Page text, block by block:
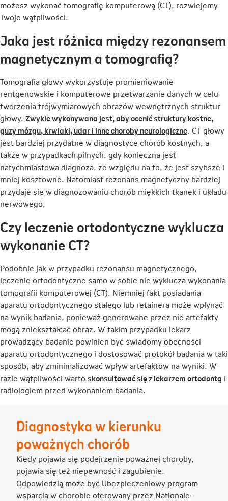
możesz wykonać tomografię komputerową (CT), rozwiejemy
Twoje wątpliwości.
Jaka jest różnica między rezonansem
magnetycznym a tomografią?
Tomografia głowy wykorzystuje promieniowanie
rentgenowskie i komputerowe przetwarzanie danych w celu
tworzenia trójwymiarowych obrazów wewnętrznych struktur
głowy. Zwykle wykonywana jest, aby ocenić struktury kostne,
guzy mózgu, krwiaki, udar i inne choroby neurologiczneLink
otwiera
w
nowej
karcie
. CT głowy
jest bardziej przydatne w diagnostyce chorób kostnych, a
także w przypadkach pilnych, gdy konieczna jest
natychmiastowa diagnoza, ze względu na to, że jest szybsze i
mniej kosztowne. Natomiast rezonans magnetyczny bardziej
przydaje się w diagnozowaniu chorób miękkich tkanek i układu
nerwowego.
Czy leczenie ortodontyczne wyklucza
wykonanie CT?
Podobnie jak w przypadku rezonansu magnetycznego,
leczenie ortodontyczne samo w sobie nie wyklucza wykonania
tomografii komputerowej (CT). Niemniej fakt posiadania
aparatu ortodontycznego stałego lub retainera może wpłynąć
na wynik badania, ponieważ generowane przez nie artefakty
mogą zniekształcać obraz. W takim przypadku lekarz
prowadzący badanie powinien być świadomy obecności
aparatu ortodontycznego i dostosować protokół badania w taki
sposób, aby zminimalizować wpływ artefaktów na wyniki. W
razie wątpliwości warto skonsultować się z lekarzem ortodontą i
radiologiem przed wykonaniem badania.
Diagnostyka w kierunku
poważnych chorób
Kiedy pojawia się podejrzenie poważnej choroby,
pojawia się też niepewność i zagubienie.
Odpowiedzią może być Ubezpieczeniowy program
wsparcia w chorobie oferowany przez Nationale-